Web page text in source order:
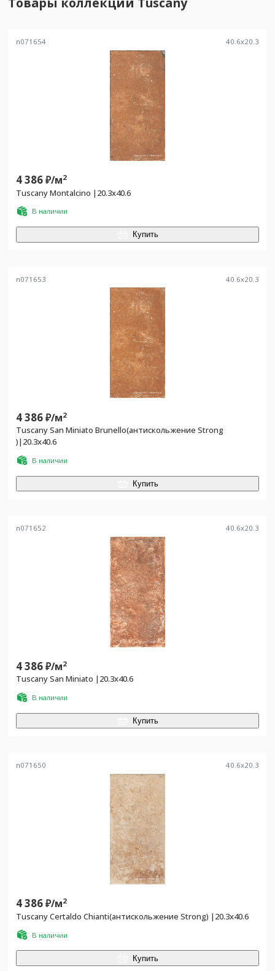
n071654 40.6x20.3
4 386₽/м2
Tuscany Montalcino |20.3x40.6
В наличии
Купить
n071653 40.6x20.3
4 386₽/м2
Tuscany San Miniato Brunello(антискольжение Strong
)|20.3x40.6
В наличии
Купить
n071652 40.6x20.3
4 386₽/м2
Tuscany San Miniato |20.3x40.6
В наличии
Купить
n071650 40.6x20.3
4 386₽/м2
Tuscany Certaldo Chianti(антискольжение Strong) |20.3x40.6
В наличии
Купить